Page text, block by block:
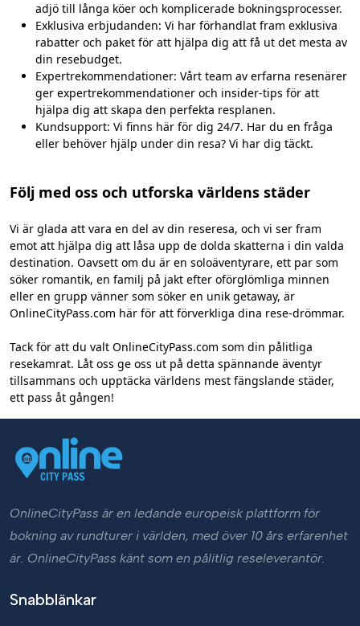
adjö till långa köer och komplicerade bokningsprocesser.
Exklusiva erbjudanden: Vi har förhandlat fram exklusiva
rabatter och paket för att hjälpa dig att få ut det mesta av
din resebudget.
Expertrekommendationer: Vårt team av erfarna resenärer
ger expertrekommendationer och insider-tips för att
hjälpa dig att skapa den perfekta resplanen.
Kundsupport: Vi finns här för dig 24/7. Har du en fråga
eller behöver hjälp under din resa? Vi har dig täckt.
Följ med oss och utforska världens städer
Vi är glada att vara en del av din reseresa, och vi ser fram
emot att hjälpa dig att låsa upp de dolda skatterna i din valda
destination. Oavsett om du är en soloäventyrare, ett par som
söker romantik, en familj på jakt efter oförglömliga minnen
eller en grupp vänner som söker en unik getaway, är
OnlineCityPass.com här för att förverkliga dina rese-drömmar.
Tack för att du valt OnlineCityPass.com som din pålitliga
resekamrat. Låt oss ge oss ut på detta spännande äventyr
tillsammans och upptäcka världens mest fängslande städer,
ett pass åt gången!
OnlineCityPass är en ledande europeisk plattform för
bokning av rundturer i världen, med över 10 års erfarenhet
är. OnlineCityPass känt som en pålitlig reseleverantör.
Snabblänkar